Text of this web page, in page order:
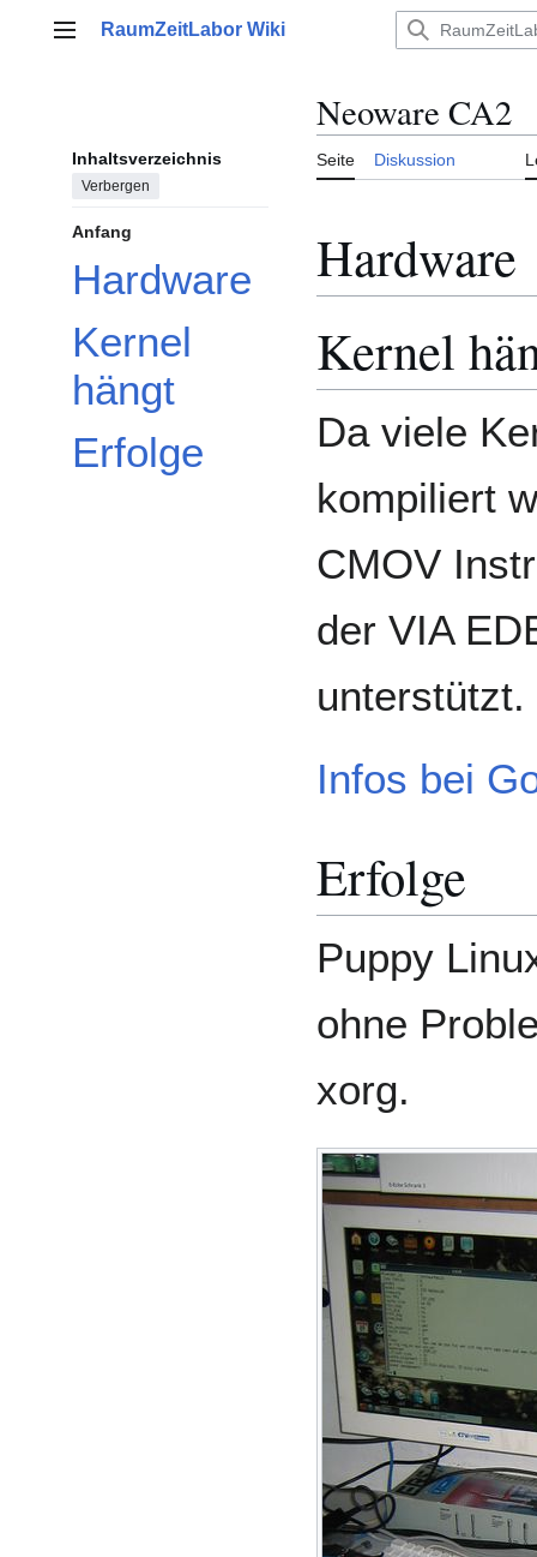
Hauptmenü
RaumZeitLabor Wiki
Inhaltsverzeichnis
Verbergen
Anfang
Hardware
Kernel
hängt
Erfolge
Neoware CA2
Seite Diskussion
Hardware
Kernel
Da viele
kompiliert
CMOV
der VIA
unterstützt.
Infos bei
Erfolge
Puppy
ohne
xorg.